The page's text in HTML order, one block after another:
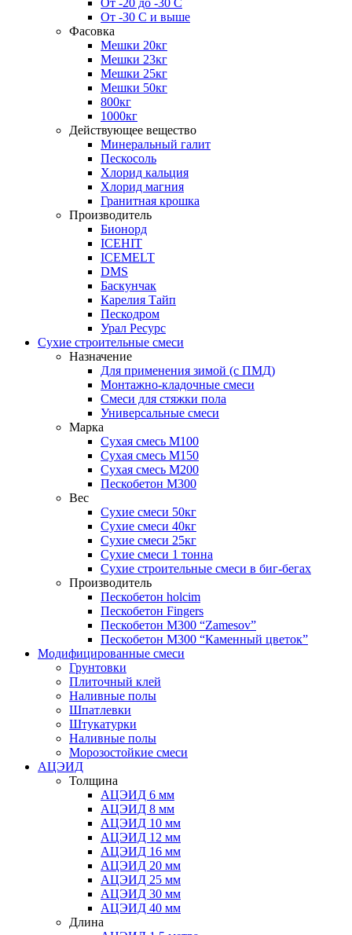
От -20 до -30 С
От -30 С и выше
Фасовка
Мешки 20кг
Мешки 23кг
Мешки 25кг
Мешки 50кг
800кг
1000кг
Действующее вещество
Минеральный галит
Пескосоль
Хлорид кальция
Хлорид магния
Гранитная крошка
Производитель
Бионорд
ICEHIT
ICEMELT
DMS
Баскунчак
Карелия Тайп
Пескодром
Урал Ресурс
Сухие строительные смеси
Назначение
Для применения зимой (с ПМД)
Монтажно-кладочные смеси
Смеси для стяжки пола
Универсальные смеси
Марка
Сухая смесь М100
Сухая смесь М150
Сухая смесь М200
Пескобетон М300
Вес
Сухие смеси 50кг
Сухие смеси 40кг
Сухие смеси 25кг
Сухие смеси 1 тонна
Сухие строительные смеси в биг-бегах
Производитель
Пескобетон holcim
Пескобетон Fingers
Пескобетон М300 “Zamesov”
Пескобетон М300 “Каменный цветок”
Модифицированные смеси
Грунтовки
Плиточный клей
Наливные полы
Шпатлевки
Штукатурки
Наливные полы
Морозостойкие смеси
АЦЭИД
Толщина
АЦЭИД 6 мм
АЦЭИД 8 мм
АЦЭИД 10 мм
АЦЭИД 12 мм
АЦЭИД 16 мм
АЦЭИД 20 мм
АЦЭИД 25 мм
АЦЭИД 30 мм
АЦЭИД 40 мм
Длина